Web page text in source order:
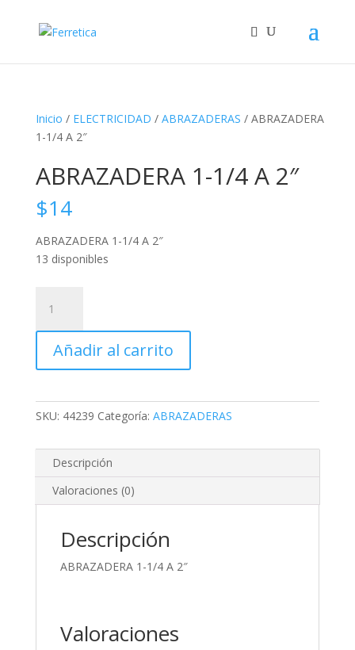
Inicio / ELECTRICIDAD / ABRAZADERAS / ABRAZADERA
1-1/4 A 2″
ABRAZADERA 1-1/4 A 2″
$14
ABRAZADERA 1-1/4 A 2″
13 disponibles
1/4
2"
Añadir al carrito
SKU: 44239 Categoría: ABRAZADERAS
Descripción
Valoraciones (0)
Descripción
ABRAZADERA 1-1/4 A 2″
Valoraciones